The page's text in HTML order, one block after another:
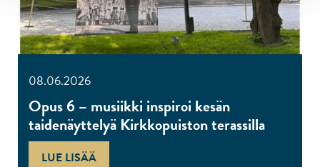
08.06.2026
Opus 6 – musiikki inspiroi kesän
taidenäyttelyä Kirkkopuiston terassilla
LUE LISÄÄ